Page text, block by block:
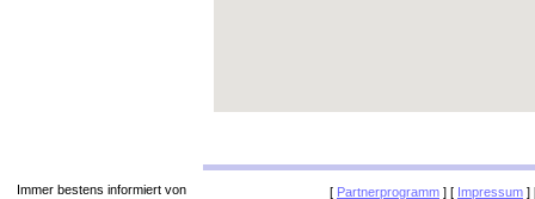
[ Partnerprogramm ] [ Impressum ]
Immer bestens informiert von